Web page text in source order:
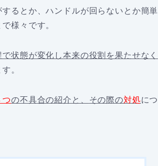
るとか、ハンドルが回らないとか簡単
様々です。
状態が変化し本来の役割を果たせなく
。
つの不具合の紹介と、 その際の対処につ